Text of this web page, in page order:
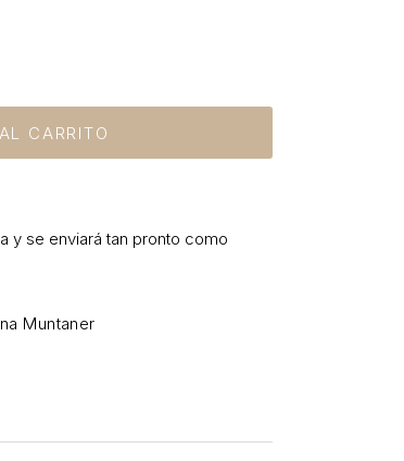
CARRITO
y se enviará tan pronto como
Muntaner